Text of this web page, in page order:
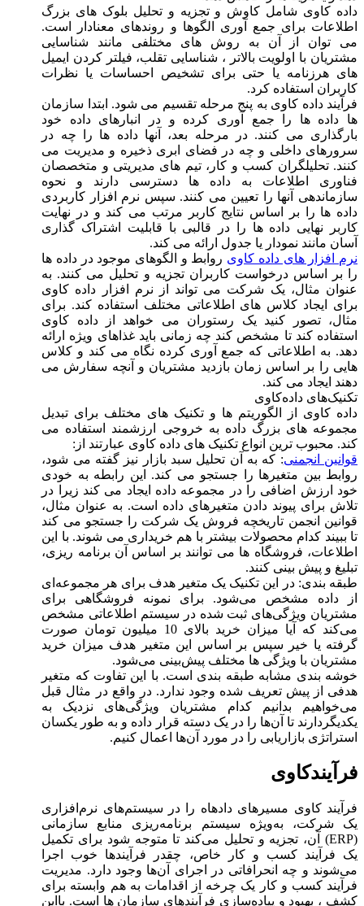
داده کاوی شامل کاوش و تجزیه و تحلیل بلوک های بزرگ
اطلاعات برای جمع آوری الگوها و روندهای معنادار است.
می توان از آن به روش های مختلفی مانند شناسایی
مشتریان با اولویت بالاتر ، شناسایی تقلب، فیلتر کردن ایمیل
های هرزنامه یا حتی برای تشخیص احساسات یا نظرات
کاربران استفاده کرد.
فرآیند داده کاوی به پنج مرحله تقسیم می شود. ابتدا سازمان
ها داده ها را جمع آوری کرده و در انبارهای داده خود
بارگذاری می کنند. در مرحله بعد، آنها داده ها را چه در
سرورهای داخلی و چه در فضای ابری ذخیره و مدیریت می
کنند. تحلیلگران کسب و کار، تیم های مدیریتی و متخصصان
فناوری اطلاعات به داده ها دسترسی دارند و نحوه
سازماندهی آنها را تعیین می کنند. سپس نرم افزار کاربردی
داده ها را بر اساس نتایج کاربر مرتب می کند و در نهایت
کاربر نهایی داده ها را در قالبی با قابلیت اشتراک گذاری
آسان مانند نمودار یا جدول ارائه می کند.
نرم افزار های داده کاوی روابط و الگوهای موجود در داده ها
را بر اساس درخواست کاربران تجزیه و تحلیل می کنند. به
عنوان مثال، یک شرکت می تواند از نرم افزار داده کاوی
برای ایجاد کلاس های اطلاعاتی مختلف استفاده کند. برای
مثال، تصور کنید یک رستوران می خواهد از داده کاوی
استفاده کند تا مشخص کند چه زمانی باید غذاهای ویژه ارائه
دهد. به اطلاعاتی که جمع آوری کرده نگاه می کند و کلاس
هایی را بر اساس زمان بازدید مشتریان و آنچه سفارش می
دهند ایجاد می کند.
تکنیک‌های داده‌کاوی
داده کاوی از الگوریتم ها و تکنیک های مختلف برای تبدیل
مجموعه های بزرگ داده به خروجی ارزشمند استفاده می
کند. محبوب ترین انواع تکنیک های داده کاوی عبارتند از:
قوانین انجمنی: که به آن تحلیل سبد بازار نیز گفته می شود،
روابط بین متغیرها را جستجو می کند. این رابطه به خودی
خود ارزش اضافی را در مجموعه داده ایجاد می کند زیرا در
تلاش برای پیوند دادن متغیرهای داده است. به عنوان مثال،
قوانین انجمن تاریخچه فروش یک شرکت را جستجو می کند
تا ببیند کدام محصولات بیشتر با هم خریداری می شوند. با این
اطلاعات، فروشگاه ها می توانند بر اساس آن برنامه ریزی،
تبلیغ و پیش بینی کنند.
طبقه بندی: در این تکنیک یک متغیر هدف برای هر مجموعه‌ای
از داده مشخص می‌شود. برای نمونه فروشگاهی برای
مشتریان ویژگی‌های ثبت شده در سیستم اطلاعاتی مشخص
می‌کند که آیا میزان خرید بالای 10 میلیون تومان صورت
گرفته یا خیر سپس بر اساس این متغیر هدف میزان خرید
مشتریان با ویژگی ها مختلف پیش‌بینی می‌شود.
خوشه بندی مشابه طبقه بندی است. با این تفاوت که متغیر
هدفی از پیش تعریف شده وجود ندارد. در واقع در مثال قبل
می‌خواهیم بدانیم کدام مشتریان ویژگی‌های نزدیک به
یکدیگردارند تا آن‌ها را در یک دسته قرار داده و به طور یکسان
استراتژی بازاریابی را در مورد آن‌ها اعمال کنیم.
فرآیندکاوی
فرآیند کاوی مسیرهای داد‌هاه را در سیستم‌های نرم‌افزاری
یک شرکت، به‌ویژه سیستم برنامه‌ریزی منابع سازمانی
(ERP) آن، تجزیه و تحلیل می‌کند تا متوجه شود برای تکمیل
یک فرآیند کسب و کار خاص، چقدر فرآیند‌ها خوب اجرا
می‌شوند و چه انحرافاتی در اجرای آن‌ها وجود دارد. مدیریت
فرآیند کسب و کار یک چرخه از اقدامات به هم وابسته برای
کشف ، بهبود و پیاده‌سازی فرآیند‌های سازمان ها است. بااین